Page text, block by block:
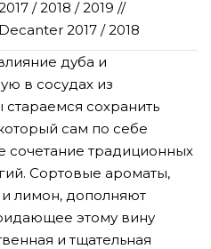
/ 2018 / 2019 //
Decanter 2017 / 2018
дуба и
в сосудах из
сохранить
сам по себе
сочетание традиционных
Сортовые ароматы,
и лимон, дополняют
этому вину
и тщательная